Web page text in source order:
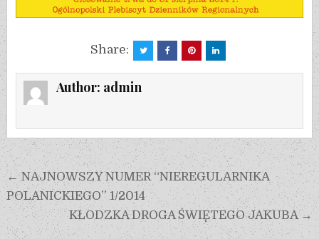
Share:
Author: admin
← NAJNOWSZY NUMER “NIEREGULARNIKA
POLANICKIEGO” 1/2014
KŁODZKA DROGA ŚWIĘTEGO JAKUBA →